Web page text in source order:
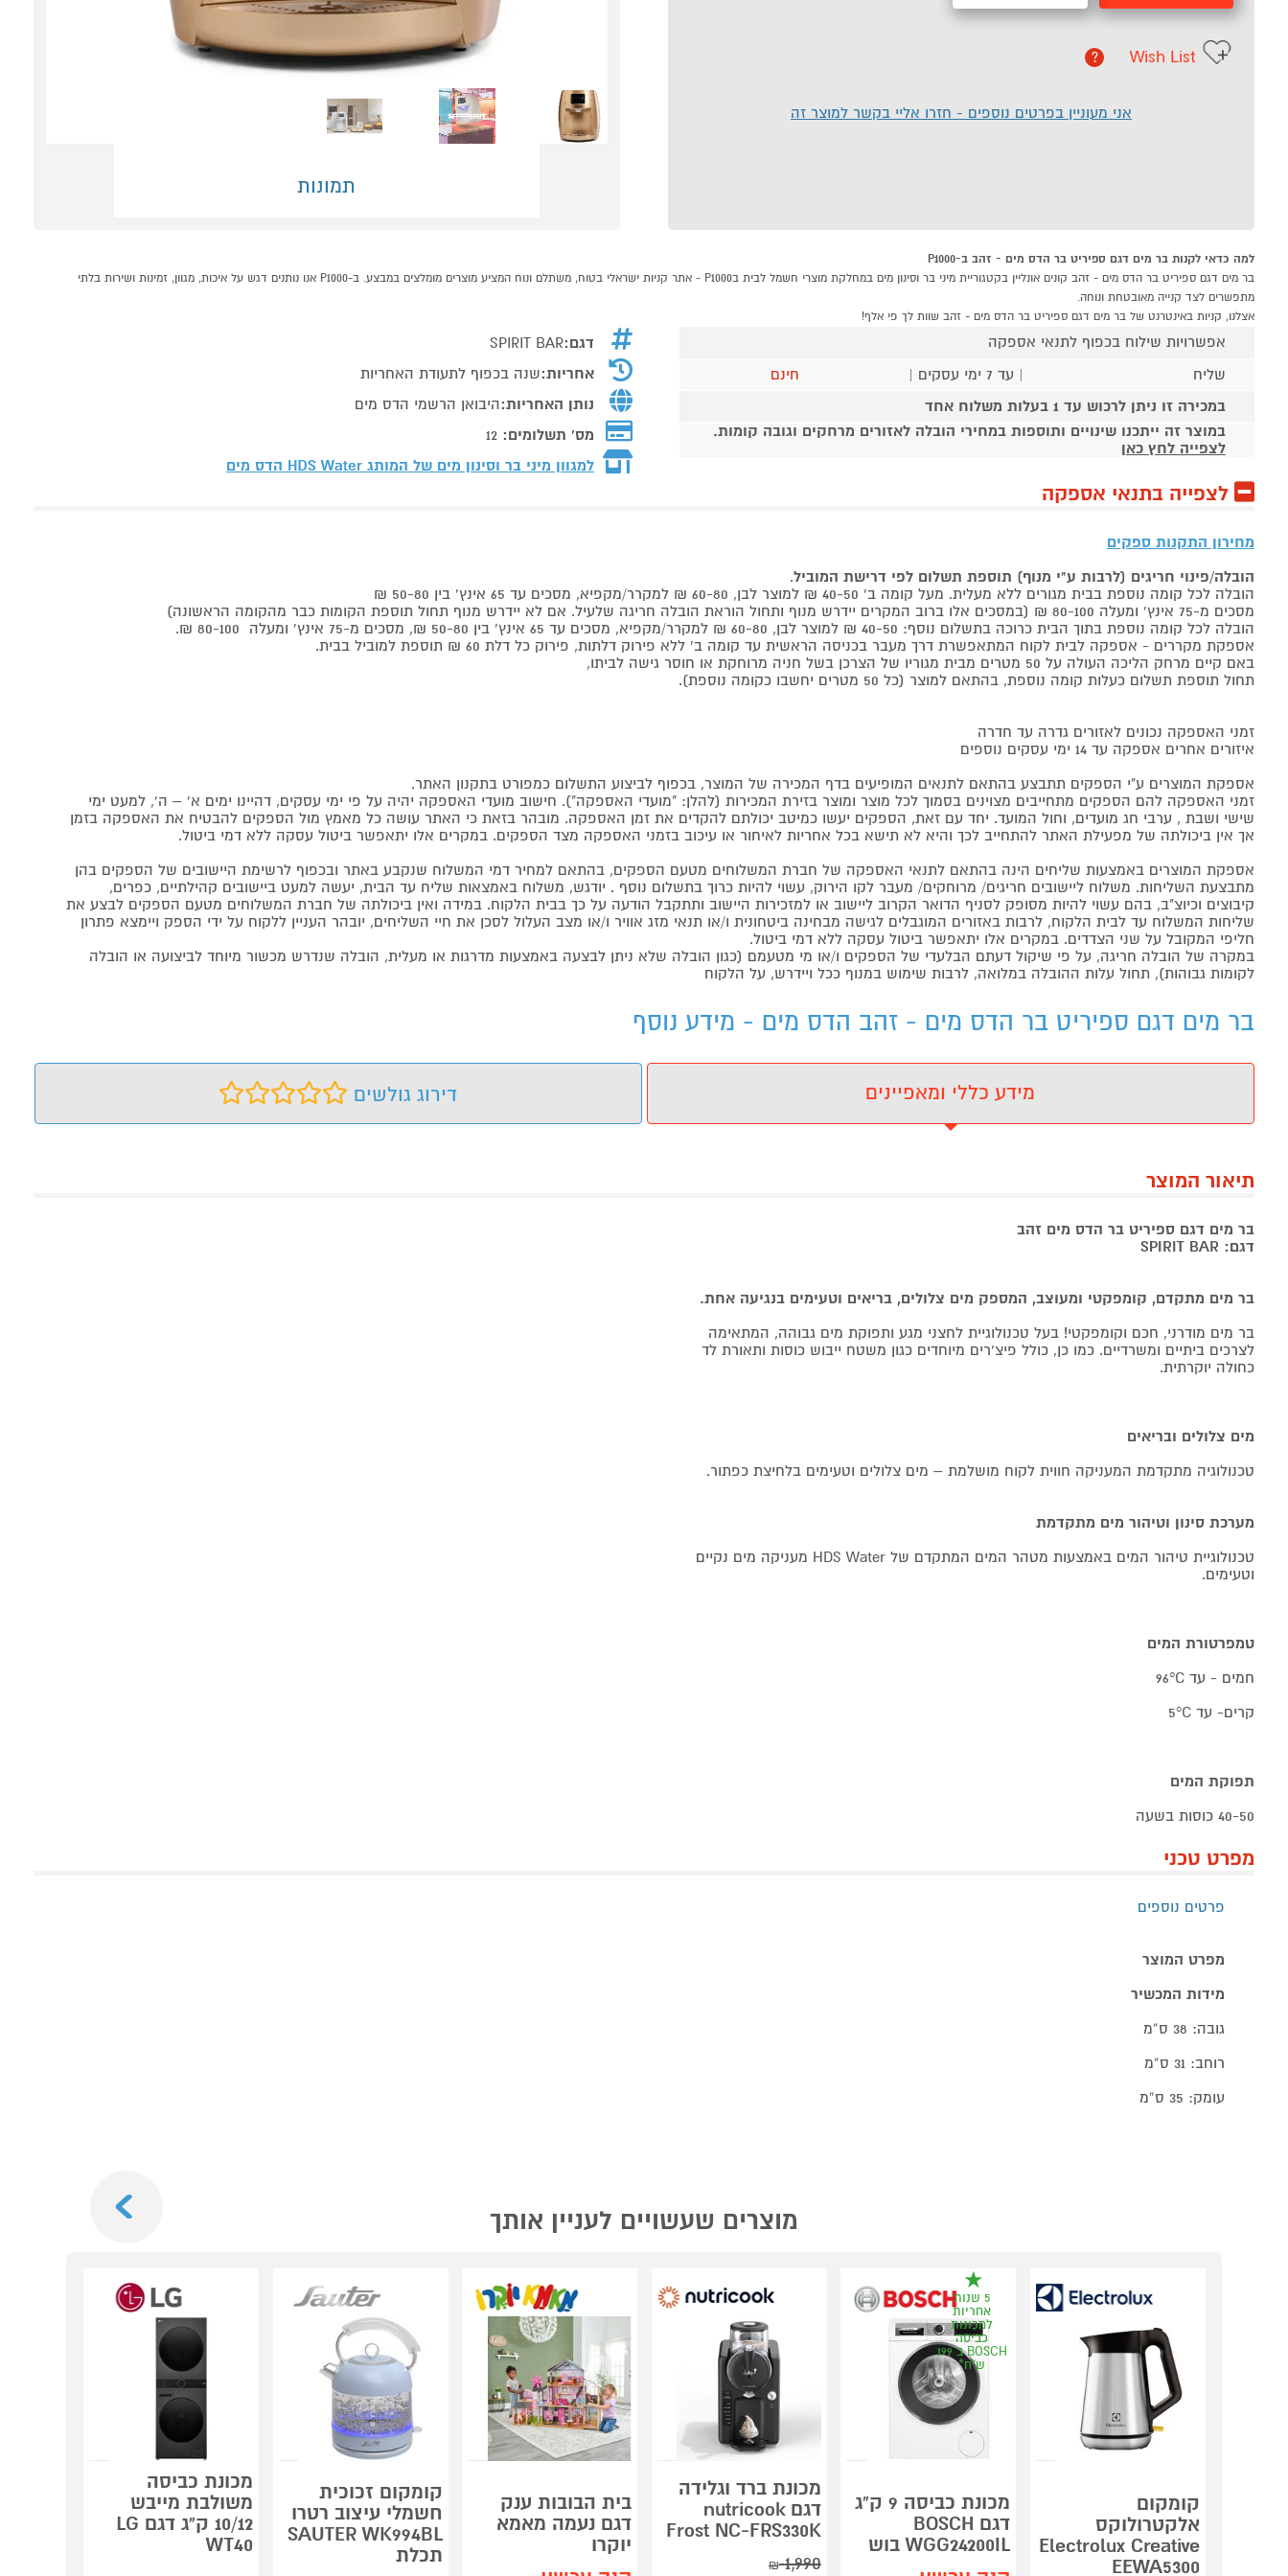
תמונות
Wish List
?
אני מעוניין בפרטים נוספים - חזרו אליי בקשר למוצר זה
למה כדאי לקנות בר מים דגם ספיריט בר הדס מים - זהב ב-P1000
בר מים דגם ספיריט בר הדס מים - זהב קונים אונליין בקטגוריית מיני בר וסינון מים במחלקת מוצרי חשמל לבית בP1000 - אתר קניות ישראלי בטוח, משתלם ונוח המציע מוצרים מומלצים במבצע. ב-P1000 אנו נותנים דגש על איכות, מגוון, זמינות ושירות בלתי
מתפשרים לצד קנייה מאובטחת ונוחה.
אצלנו, קניות באינטרנט של בר מים דגם ספיריט בר הדס מים - זהב שוות לך פי אלף!
אפשרויות שילוח בכפוף לתנאי אספקה
שליח
| עד 7 ימי עסקים |
חינם
במכירה זו ניתן לרכוש עד 1 בעלות משלוח אחד
במוצר זה ייתכנו שינויים ותוספות במחירי הובלה לאזורים מרחקים וגובה קומות.
לצפייה לחץ כאן
דגם:SPIRIT BAR
אחריות:שנה בכפוף לתעודת האחריות
נותן האחריות:היבואן הרשמי הדס מים
מס' תשלומים: 12
למגוון מיני בר וסינון מים של המותג HDS Water הדס מים
לצפייה בתנאי אספקה
מחירון התקנות ספקים
הובלה/פינוי חריגים (לרבות ע"י מנוף) תוספת תשלום לפי דרישת המוביל.
הובלה לכל קומה נוספת בבית מגורים ללא מעלית. מעל קומה ב' 40-50 ₪ למוצר לבן, 60-80 ₪ למקרר/מקפיא, מסכים עד 65 אינץ' בין 50-80 ₪
מסכים מ-75 אינץ' ומעלה 80-100 ₪ (במסכים אלו ברוב המקרים יידרש מנוף ותחול הוראת הובלה חריגה שלעיל. אם לא יידרש מנוף תחול תוספת הקומות כבר מהקומה הראשונה)
הובלה לכל קומה נוספת בתוך הבית כרוכה בתשלום נוסף: 40-50 ₪ למוצר לבן, 60-80 ₪ למקרר/מקפיא, מסכים עד 65 אינץ' בין 50-80 ₪, מסכים מ-75 אינץ' ומעלה 80-100 ₪.
אספקת מקררים - אספקה לבית לקוח המתאפשרת דרך מעבר בכניסה הראשית עד קומה ב' ללא פירוק דלתות, פירוק כל דלת 60 ₪ תוספת למוביל בבית.
באם קיים מרחק הליכה העולה על 50 מטרים מבית מגוריו של הצרכן בשל חניה מרוחקת או חוסר גישה לביתו,
תחול תוספת תשלום כעלות קומה נוספת, בהתאם למוצר (כל 50 מטרים יחשבו כקומה נוספת).
זמני האספקה נכונים לאזורים גדרה עד חדרה
איזורים אחרים אספקה עד 14 ימי עסקים נוספים
אספקת המוצרים ע"י הספקים תתבצע בהתאם לתנאים המופיעים בדף המכירה של המוצר, בכפוף לביצוע התשלום כמפורט בתקנון האתר.
זמני האספקה להם הספקים מתחייבים מצוינים בסמוך לכל מוצר ומוצר בזירת המכירות (להלן: "מועדי האספקה"). חישוב מועדי האספקה יהיה על פי ימי עסקים, דהיינו ימים א' – ה', למעט ימי
שישי ושבת , ערבי חג מועדים, וחול המועד. יחד עם זאת, הספקים יעשו כמיטב יכולתם להקדים את זמן האספקה. מובהר בזאת כי האתר עושה כל מאמץ מול הספקים להבטיח את האספקה בזמן
אך אין ביכולתה של מפעילת האתר להתחייב לכך והיא לא תישא בכל אחריות לאיחור או עיכוב בזמני האספקה מצד הספקים. במקרים אלו יתאפשר ביטול עסקה ללא דמי ביטול.
אספקת המוצרים באמצעות שליחים הינה בהתאם לתנאי האספקה של חברת המשלוחים מטעם הספקים, בהתאם למחיר דמי המשלוח שנקבע באתר ובכפוף לרשימת היישובים של הספקים בהן
מתבצעת השליחות. משלוח ליישובים חריגים/ מרוחקים/ מעבר לקו הירוק, עשוי להיות כרוך בתשלום נוסף . יודגש, משלוח באמצאות שליח עד הבית, יעשה למעט ביישובים קהילתיים, כפרים,
קיבוצים וכיוצ"ב, בהם עשוי להיות מסופק לסניף הדואר הקרוב ליישוב או למזכירות היישוב ותתקבל הודעה על כך בבית הלקוח. במידה ואין ביכולתה של חברת המשלוחים מטעם הספקים לבצע את
שליחות המשלוח עד לבית הלקוח, לרבות באזורים המוגבלים לגישה מבחינה ביטחונית ו/או תנאי מזג אוויר ו/או מצב העלול לסכן את חיי השליחים, יובהר העניין ללקוח על ידי הספק ויימצא פתרון
חליפי המקובל על שני הצדדים. במקרים אלו יתאפשר ביטול עסקה ללא דמי ביטול.
במקרה של הובלה חריגה, על פי שיקול דעתם הבלעדי של הספקים ו/או מי מטעמם (כגון הובלה שלא ניתן לבצעה באמצעות מדרגות או מעלית, הובלה שנדרש מכשור מיוחד לביצועה או הובלה
לקומות גבוהות), תחול עלות ההובלה במלואה, לרבות שימוש במנוף ככל ויידרש, על הלקוח
בר מים דגם ספיריט בר הדס מים - זהב הדס מים - מידע נוסף
מידע כללי ומאפיינים דירוג גולשים
תיאור המוצר
בר מים דגם ספיריט בר הדס מים זהב
דגם: SPIRIT BAR
בר מים מתקדם, קומפקטי ומעוצב, המספק מים צלולים, בריאים וטעימים בנגיעה אחת.
בר מים מודרני, חכם וקומפקטי! בעל טכנולוגיית לחצני מגע ותפוקת מים גבוהה, המתאימה
לצרכים ביתיים ומשרדיים. כמו כן, כולל פיצ’רים מיוחדים כגון משטח ייבוש כוסות ותאורת לד
כחולה יוקרתית.
מים צלולים ובריאים
טכנולוגיה מתקדמת המעניקה חווית לקוח מושלמת – מים צלולים וטעימים בלחיצת כפתור.
מערכת סינון וטיהור מים מתקדמת
טכנולוגיית טיהור המים באמצעות מטהר המים המתקדם של HDS Water מעניקה מים נקיים
וטעימים.
טמפרטורת המים
חמים - עד 96°C
קרים- עד 5°C
תפוקת המים
40-50 כוסות בשעה
מפרט טכני
פרטים נוספים
מפרט המוצר
מידות המכשיר
גובה: 38 ס”מ
רוחב: 31 ס”מ
עומק: 35 ס”מ
מוצרים שעשויים לעניין אותך
קומקום
אלקטרולוקס
Electrolux Creative
EEWA5300
5 שנות
אחריות
למכונות
כביסה
BOSCH ב 199
ש"ח*
מכונת כביסה 9 ק"ג
דגם BOSCH
WGG24200IL בוש
מכונת ברד וגלידה
דגם nutricook
Frost NC-FRS330K
1,990
₪
בית הבובות ענק
דגם נעמה מאמא
יוקרו
קומקום זכוכית
חשמלי עיצוב רטרו
SAUTER WK994BL
תכלת
מכונת כביסה
משולבת מייבש
10/12 ק"ג דגם LG
WT40